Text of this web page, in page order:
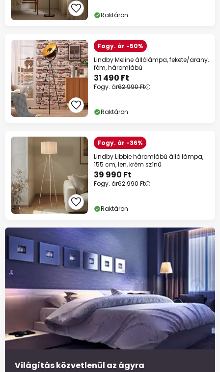
Raktáron
Fogy. ár -50%
Lindby Meline állólámpa, fekete/arany,
fém, háromlábú
31 490 Ft
Fogy. ár62 990 Ft
Raktáron
Fogy. ár -36%
Lindby Libbie háromlábú álló lámpa,
155 cm, len, krém színű
39 990 Ft
Fogy. ár62 990 Ft
Raktáron
Világítás közvetlenül az ágyra